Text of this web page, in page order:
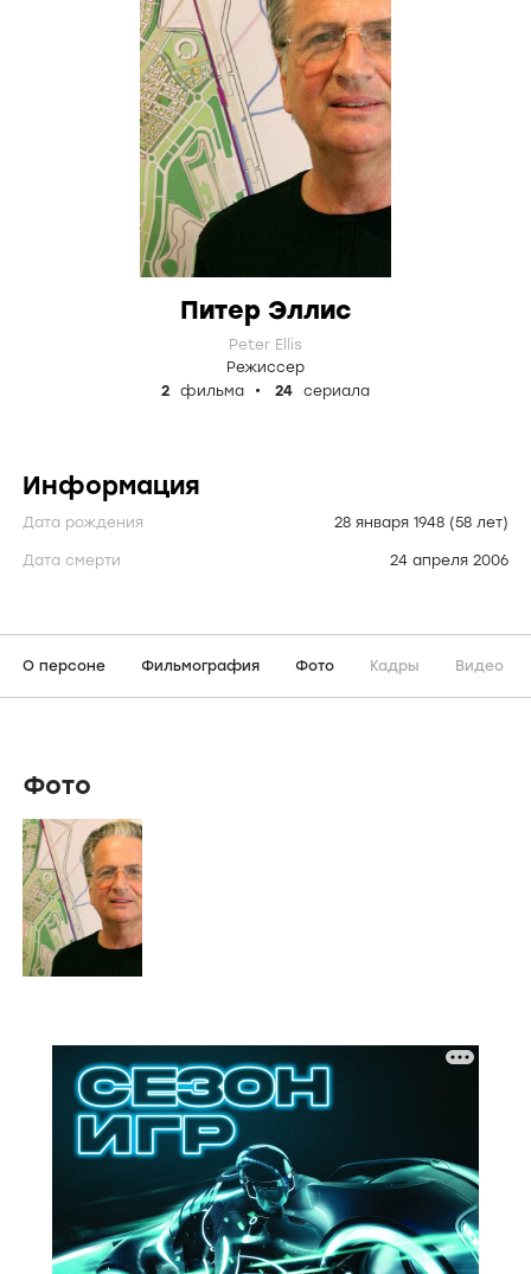
Питер Эллис
Peter Ellis
Режиссер
2
фильма 24 сериала
Информация
Дата рождения 28 января 1948 (58 лет)
Дата смерти 24 апреля 2006
О персоне Фильмография Фото Кадры Видео
Фото